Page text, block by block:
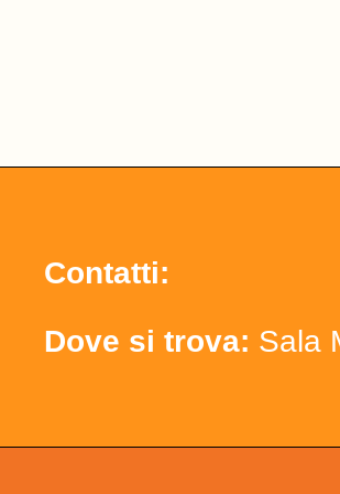
Contatti:
Dove si trova: Sala